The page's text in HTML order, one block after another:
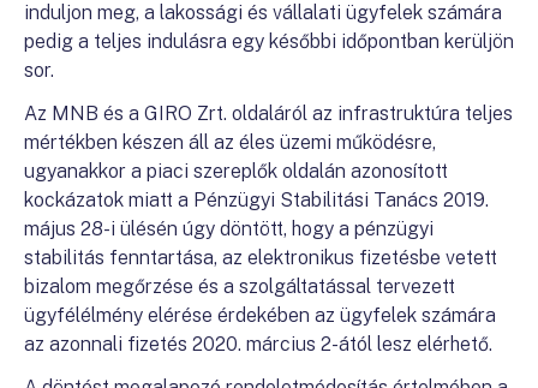
induljon meg, a lakossági és vállalati ügyfelek számára
pedig a teljes indulásra egy későbbi időpontban kerüljön
sor.
Az MNB és a GIRO Zrt. oldaláról az infrastruktúra teljes
mértékben készen áll az éles üzemi működésre,
ugyanakkor a piaci szereplők oldalán azonosított
kockázatok miatt a Pénzügyi Stabilitási Tanács 2019.
május 28-i ülésén úgy döntött, hogy a pénzügyi
stabilitás fenntartása, az elektronikus fizetésbe vetett
bizalom megőrzése és a szolgáltatással tervezett
ügyfélélmény elérése érdekében az ügyfelek számára
az azonnali fizetés 2020. március 2-ától lesz elérhető.